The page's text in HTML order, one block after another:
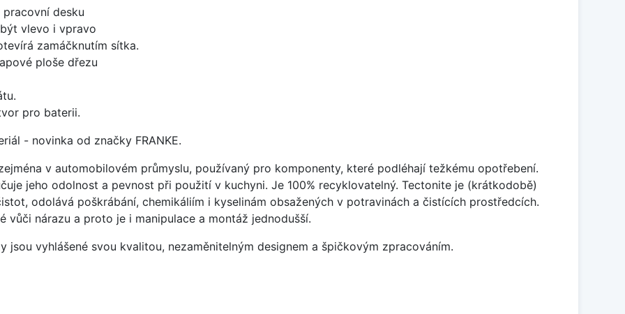
pracovní desku
vlevo i vpravo
zamáčknutím sítka.
ploše dřezu
pro baterii.
- novinka od značky FRANKE.
v automobilovém průmyslu, používaný pro komponenty, které podléhají težkému opotřebení.
jeho odolnost a pevnost při použití v kuchyni. Je 100% recyklovatelný. Tectonite je (krátkodobě)
odolává poškrábání, chemikáliím i kyselinám obsažených v potravinách a čistících prostředcích.
vůči nárazu a proto je i manipulace a montáž jednodušší.
vyhlášené svou kvalitou, nezaměnitelným designem a špičkovým zpracováním.